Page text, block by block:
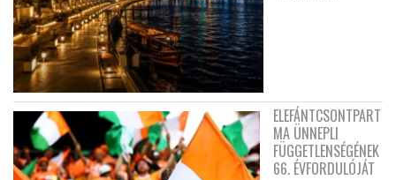
ELEFÁNTCSONTPART
MA ÜNNEPLI
FÜGGETLENSÉGÉNEK
66. ÉVFORDULÓJÁT